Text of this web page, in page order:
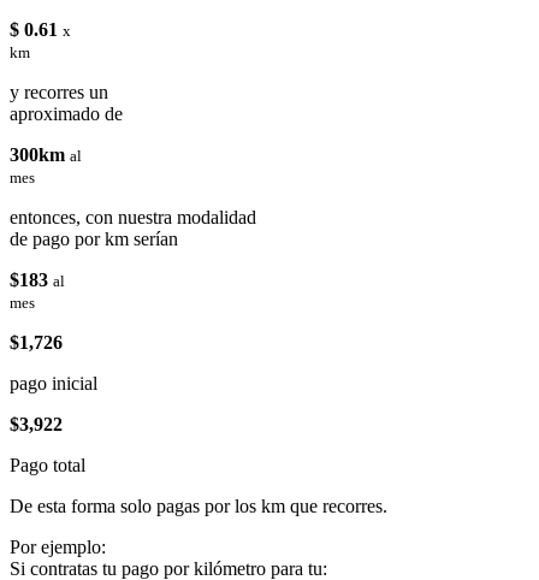
$ 0.61 x
km
y recorres un
aproximado de
300km al
mes
entonces, con nuestra modalidad
de pago por km serían
$183 al
mes
$1,726
pago inicial
$3,922
Pago total
De esta forma solo pagas por los km que recorres.
Por ejemplo:
Si contratas tu pago por kilómetro para tu: